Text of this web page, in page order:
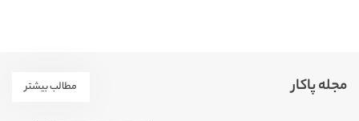
مجله پاکار مطالب بیشتر